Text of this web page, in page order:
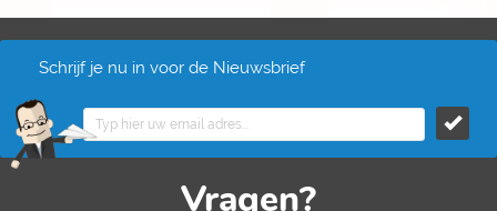
Schrijf je nu in voor de Nieuwsbrief
Vragen?